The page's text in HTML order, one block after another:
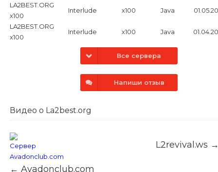
LA2BEST.ORG
x100
Interlude x100 Java
LA2BEST.ORG
x100
Interlude x100 Java
Все сервера
Напиши отзыв
Видео о La2best.org
← Avadonclub.com
L2revival.ws